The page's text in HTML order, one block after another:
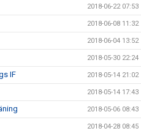
2018-06-22 07:53
2018-06-08 11:32
2018-06-04 13:52
2018-05-30 22:24
IF 2018-05-14 21:02
2018-05-14 17:43
2018-05-06 08:43
2018-04-28 08:45